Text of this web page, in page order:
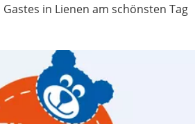
in Lienen am schönsten Tag